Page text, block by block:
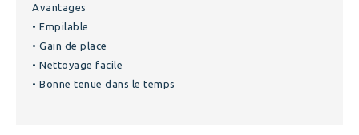
Avantages
• Empilable
• Gain de place
• Nettoyage facile
• Bonne tenue dans le temps